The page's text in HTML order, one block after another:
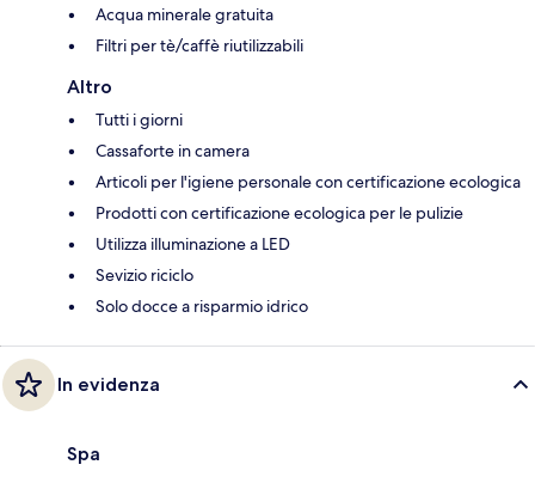
Acqua minerale gratuita
Filtri per tè/caffè riutilizzabili
Altro
Tutti i giorni
Cassaforte in camera
Articoli per l'igiene personale con certificazione ecologica
Prodotti con certificazione ecologica per le pulizie
Utilizza illuminazione a LED
Sevizio riciclo
Solo docce a risparmio idrico
In evidenza
Spa